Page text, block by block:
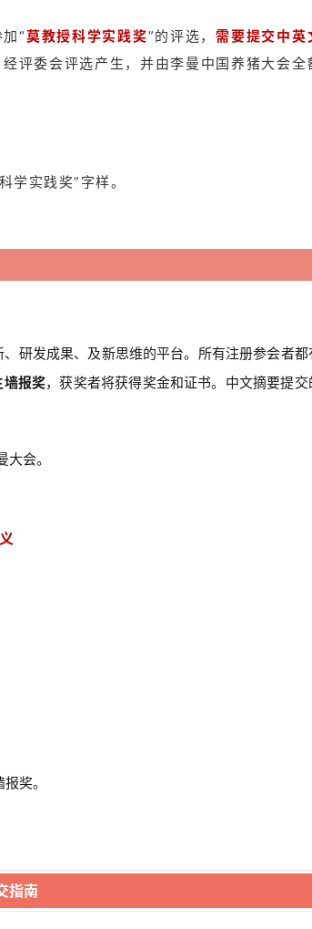
“莫教授科学实践奖”的评选，需要提交中英
评委会评选产生，并由李曼中国养猪大会全
学实践奖”字样。
研发成果、及新思维的平台。所有注册参会者都
墙报奖，获奖者将获得奖金和证书。中文摘要提交
会。
奖。
指南